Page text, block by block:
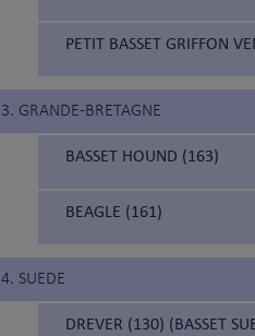
PETIT BASSET GRIFFON
3. GRANDE-BRETAGNE
BASSET HOUND (163)
BEAGLE (161)
4. SUEDE
DREVER (130) (BASSET